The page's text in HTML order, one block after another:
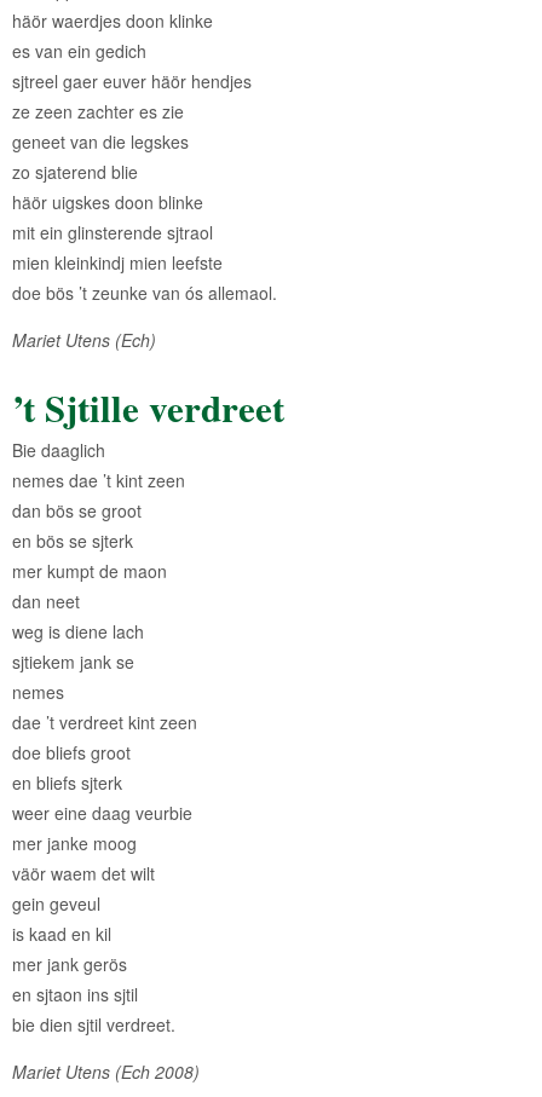
häör waerdjes doon klinke
es van ein gedich
sjtreel gaer euver häör hendjes
ze zeen zachter es zie
geneet van die legskes
zo sjaterend blie
häör uigskes doon blinke
mit ein glinsterende sjtraol
mien kleinkindj mien leefste
doe bös ’t zeunke van ós allemaol.
Mariet Utens (Ech)
’t Sjtille verdreet
Bie daaglich
nemes dae ’t kint zeen
dan bös se groot
en bös se sjterk
mer kumpt de maon
dan neet
weg is diene lach
sjtiekem jank se
nemes
dae ’t verdreet kint zeen
doe bliefs groot
en bliefs sjterk
weer eine daag veurbie
mer janke moog
väör waem det wilt
gein geveul
is kaad en kil
mer jank gerös
en sjtaon ins sjtil
bie dien sjtil verdreet.
Mariet Utens (Ech 2008)